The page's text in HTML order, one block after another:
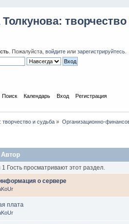
. Пожалуйста, войдите или зарегистрируйтесь
Поиск Календарь Вход Регистрация
творчество и судьба » Организационно-
Автор
Гость просматривают этот раздел.
о сервере
плата